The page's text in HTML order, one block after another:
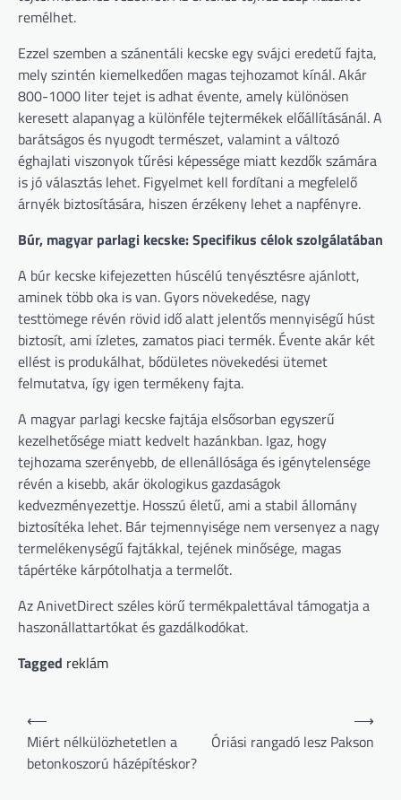
remélhet.
Ezzel szemben a szánentáli kecske egy svájci eredetű fajta,
mely szintén kiemelkedően magas tejhozamot kínál. Akár
800-1000 liter tejet is adhat évente, amely különösen
keresett alapanyag a különféle tejtermékek előállításánál. A
barátságos és nyugodt természet, valamint a változó
éghajlati viszonyok tűrési képessége miatt kezdők számára
is jó választás lehet. Figyelmet kell fordítani a megfelelő
árnyék biztosítására, hiszen érzékeny lehet a napfényre.
Búr, magyar parlagi kecske: Specifikus célok szolgálatában
A búr kecske kifejezetten húscélú tenyésztésre ajánlott,
aminek több oka is van. Gyors növekedése, nagy
testtömege révén rövid idő alatt jelentős mennyiségű húst
biztosít, ami ízletes, zamatos piaci termék. Évente akár két
ellést is produkálhat, bődületes növekedési ütemet
felmutatva, így igen termékeny fajta.
A magyar parlagi kecske fajtája elsősorban egyszerű
kezelhetősége miatt kedvelt hazánkban. Igaz, hogy
tejhozama szerényebb, de ellenállósága és igénytelensége
révén a kisebb, akár ökologikus gazdaságok
kedvezményezettje. Hosszú életű, ami a stabil állomány
biztosítéka lehet. Bár tejmennyisége nem versenyez a nagy
termelékenységű fajtákkal, tejének minősége, magas
tápértéke kárpótolhatja a termelőt.
Az AnivetDirect széles körű termékpalettával támogatja a
haszonállattartókat és gazdálkodókat.
Tagged reklám
Bejegyzés
navigáció
⟵
Miért nélkülözhetetlen a
betonkoszorú házépítéskor?
Óriási rangadó lesz Pakson
⟶